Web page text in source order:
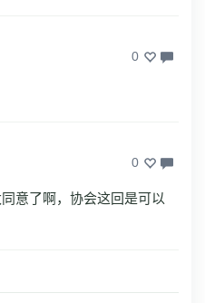
0
0
意了啊，协会这回是可以